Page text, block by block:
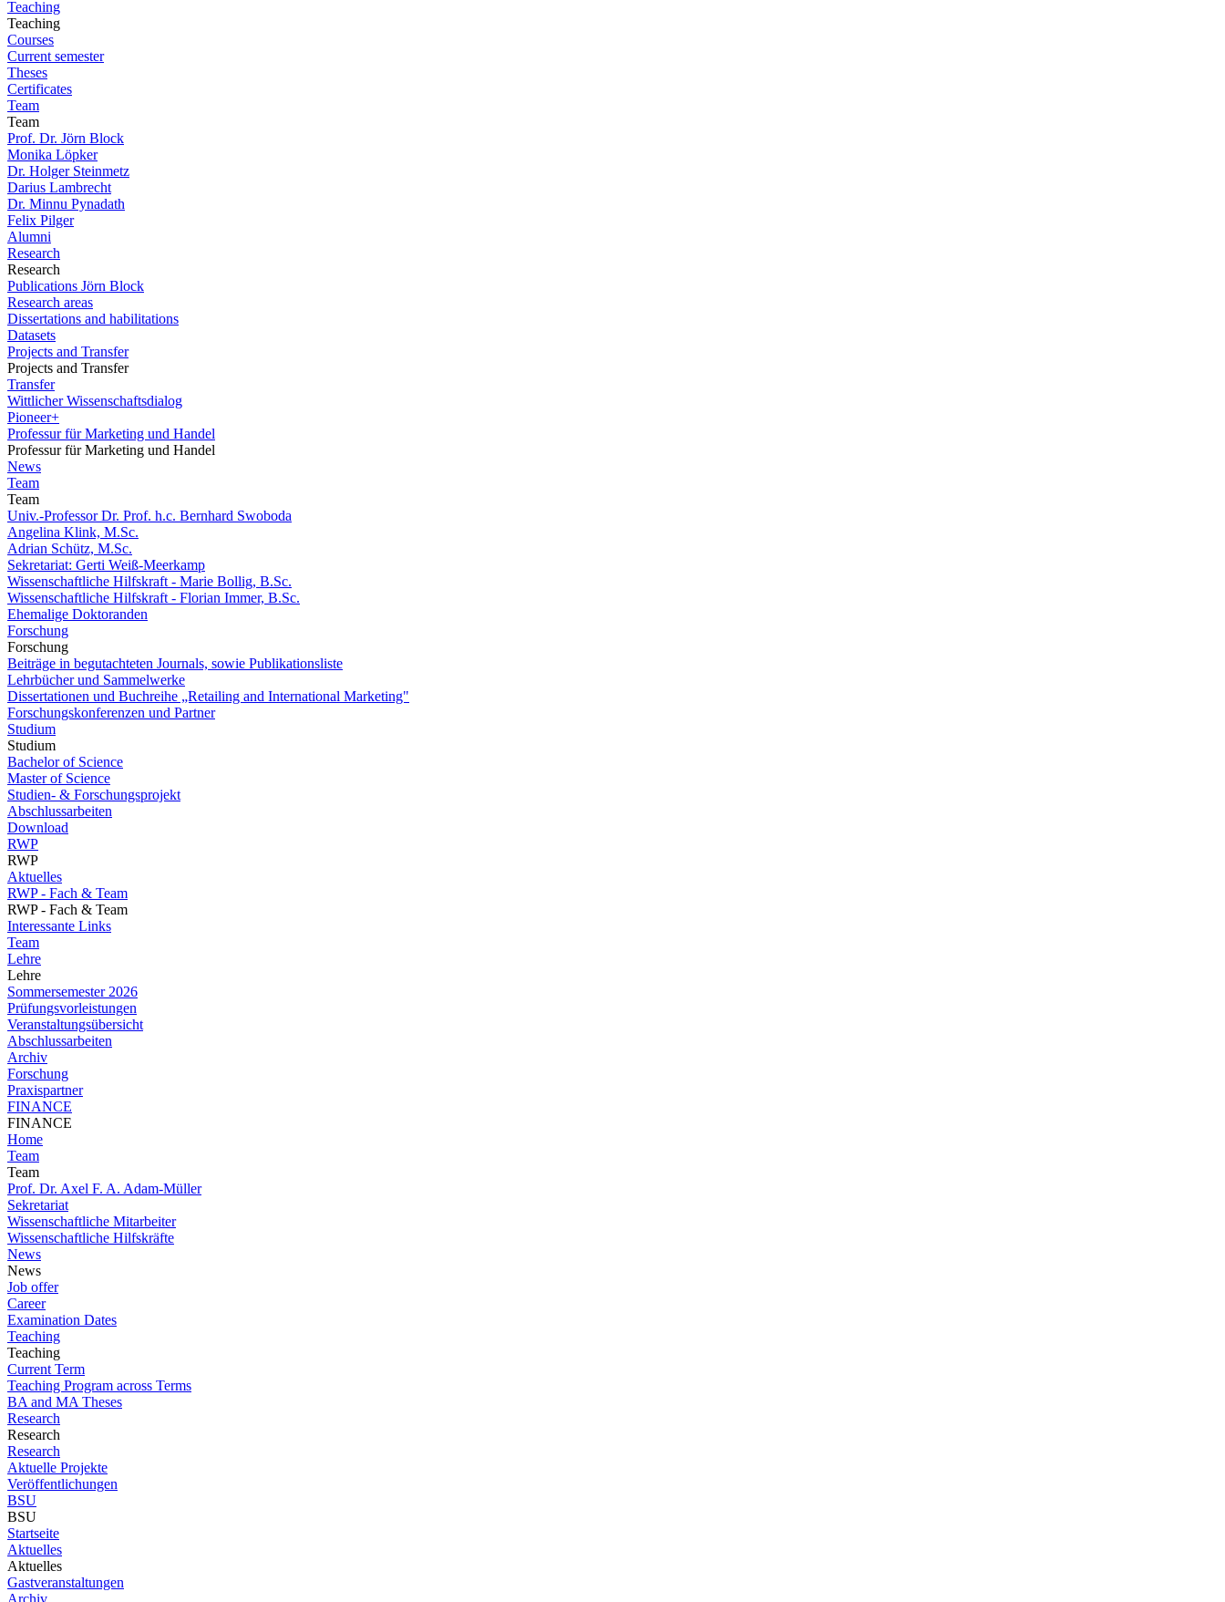
Teaching
Teaching
Courses
Current semester
Theses
Certificates
Team
Team
Prof. Dr. Jörn Block
Monika Löpker
Dr. Holger Steinmetz
Darius Lambrecht
Dr. Minnu Pynadath
Felix Pilger
Alumni
Research
Research
Publications Jörn Block
Research areas
Dissertations and habilitations
Datasets
Projects and Transfer
Projects and Transfer
Transfer
Wittlicher Wissenschaftsdialog
Pioneer+
Professur für Marketing und Handel
Professur für Marketing und Handel
News
Team
Team
Univ.-Professor Dr. Prof. h.c. Bernhard Swoboda
Angelina Klink, M.Sc.
Adrian Schütz, M.Sc.
Sekretariat: Gerti Weiß-Meerkamp
Wissenschaftliche Hilfskraft - Marie Bollig, B.Sc.
Wissenschaftliche Hilfskraft - Florian Immer, B.Sc.
Ehemalige Doktoranden
Forschung
Forschung
Beiträge in begutachteten Journals, sowie Publikationsliste
Lehrbücher und Sammelwerke
Dissertationen und Buchreihe „Retailing and International Marketing"
Forschungskonferenzen und Partner
Studium
Studium
Bachelor of Science
Master of Science
Studien- & Forschungsprojekt
Abschlussarbeiten
Download
RWP
RWP
Aktuelles
RWP - Fach & Team
RWP - Fach & Team
Interessante Links
Team
Lehre
Lehre
Sommersemester 2026
Prüfungsvorleistungen
Veranstaltungsübersicht
Abschlussarbeiten
Archiv
Forschung
Praxispartner
FINANCE
FINANCE
Home
Team
Team
Prof. Dr. Axel F. A. Adam-Müller
Sekretariat
Wissenschaftliche Mitarbeiter
Wissenschaftliche Hilfskräfte
News
News
Job offer
Career
Examination Dates
Teaching
Teaching
Current Term
Teaching Program across Terms
BA and MA Theses
Research
Research
Research
Aktuelle Projekte
Veröffentlichungen
BSU
BSU
Startseite
Aktuelles
Aktuelles
Gastveranstaltungen
Archiv